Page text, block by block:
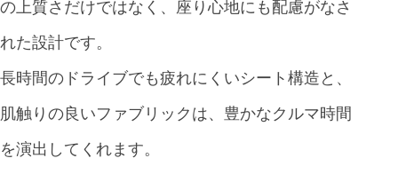
の上質さだけではなく、座り心地にも配慮がなさ
れた設計です。
長時間のドライブでも疲れにくいシート構造と、
肌触りの良いファブリックは、豊かなクルマ時間
を演出してくれます。